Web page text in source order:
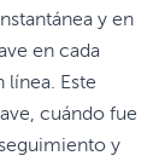
y en
en cada
línea. Este
cuándo fue
y